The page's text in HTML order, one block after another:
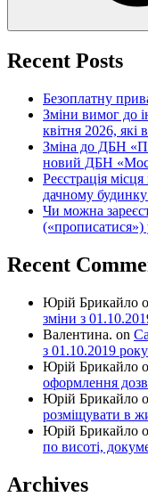
Recent Posts
Безоплатну
Зміни вимог до
квітня 2026, які
Зміна до ДБН
новий ДБН
Реєстрація
дачному
Чи можна
Recent
Юрій Брикайло
зміни з
Валентина. on
з 01.10.2019 року
Юрій Брикайло
оформлення
Юрій Брикайло
розміщувати в
Юрій Брикайло
по висоті,
Archives